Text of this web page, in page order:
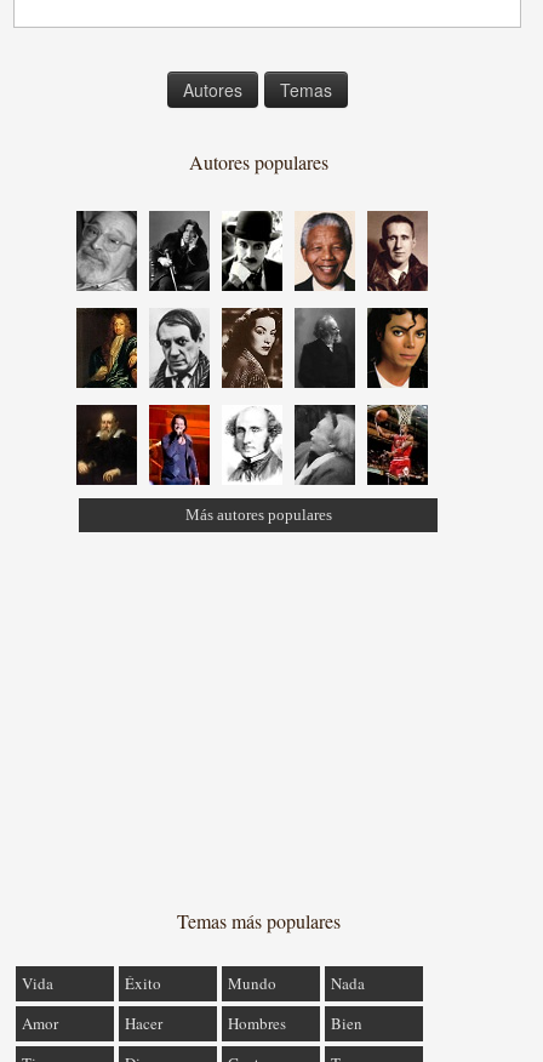
Autores Temas
Autores populares
Más autores populares
Temas más populares
Vida Éxito Mundo
Nada
Amor
Hacer Hombres
Bien